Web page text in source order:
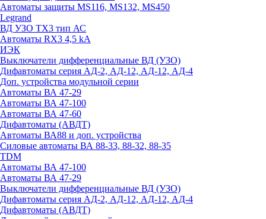
Автоматы защиты MS116, MS132, MS450
Legrand
ВД УЗО TX3 тип АС
Автоматы RX3 4,5 kA
ИЭК
Выключатели дифференциальные ВД (УЗО)
Дифавтоматы серия АД-2, АД-12, АД-12, АД-4
Доп. устройства модульной серии
Автоматы ВА 47-29
Автоматы ВА 47-100
Автоматы ВА 47-60
Дифавтоматы (АВДТ)
Автоматы ВА88 и доп. устройства
Силовые автоматы ВА 88-33, 88-32, 88-35
TDM
Автоматы ВА 47-100
Автоматы ВА 47-29
Выключатели дифференциальные ВД (УЗО)
Дифавтоматы серия АД-2, АД-12, АД-12, АД-4
Дифавтоматы (АВДТ)